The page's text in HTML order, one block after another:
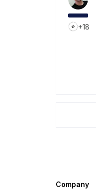
+18
Company